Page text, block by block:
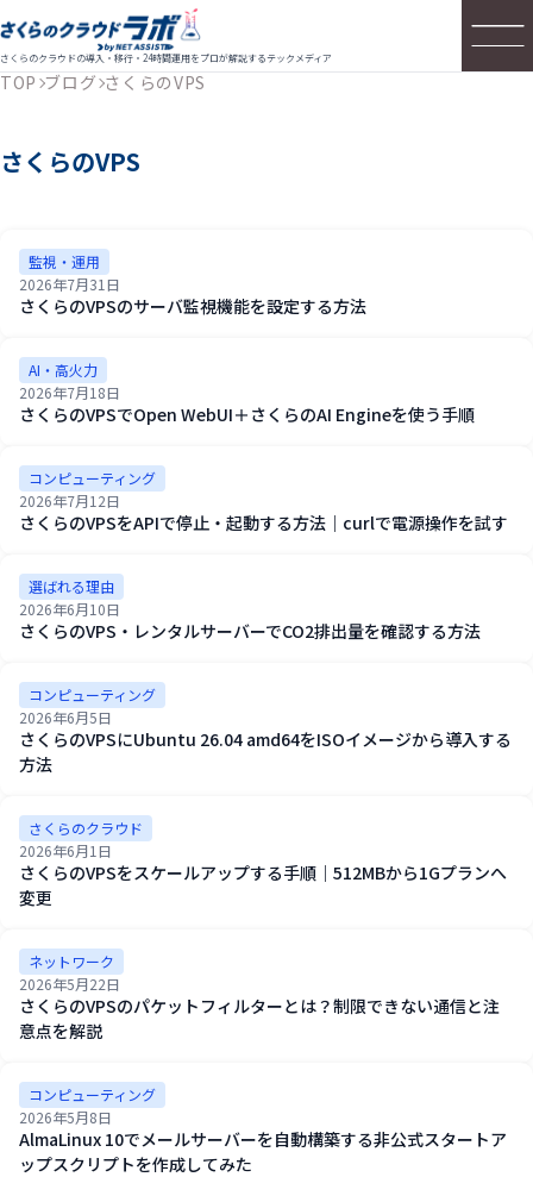
さくらのクラウドの導入・移行・24時間運用をプロが解説するテックメディア
TOP ブログ さくらのVPS
さくらのVPS
監視・運用
2026年7月31日
さくらのVPSのサーバ監視機能を設定する方法
AI・高火力
2026年7月18日
さくらのVPSでOpen WebUI＋さくらのAI Engineを使う手順
コンピューティング
2026年7月12日
さくらのVPSをAPIで停止・起動する方法｜curlで電源操作を試す
選ばれる理由
2026年6月10日
さくらのVPS・レンタルサーバーでCO2排出量を確認する方法
コンピューティング
2026年6月5日
さくらのVPSにUbuntu 26.04 amd64をISOイメージから導入する
方法
さくらのクラウド
2026年6月1日
さくらのVPSをスケールアップする手順｜512MBから1Gプランへ
変更
ネットワーク
2026年5月22日
さくらのVPSのパケットフィルターとは？制限できない通信と注
意点を解説
コンピューティング
2026年5月8日
AlmaLinux 10でメールサーバーを自動構築する非公式スタートア
ップスクリプトを作成してみた